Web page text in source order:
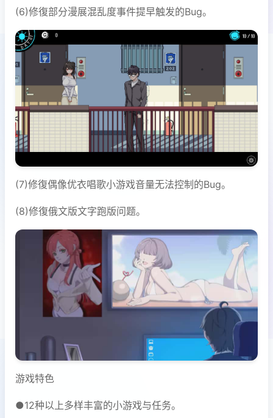
(6)修復部分漫展混乱度事件提早触发的Bug。
(7)修復偶像优衣唱歌小游戏音量无法控制的Bug。
(8)修復俄文版文字跑版问题。
游戏特色
●12种以上多样丰富的小游戏与任务。